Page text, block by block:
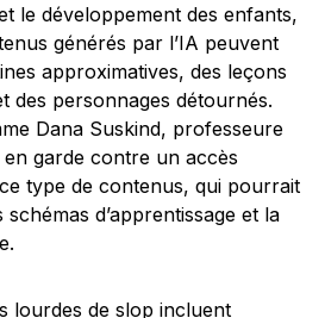
le développement des enfants,
générés par l’IA peuvent
approximatives, des leçons
des personnages détournés.
Dana Suskind, professeure
garde contre un accès
type de contenus, qui pourrait
d’apprentissage et la
lourdes de slop incluent